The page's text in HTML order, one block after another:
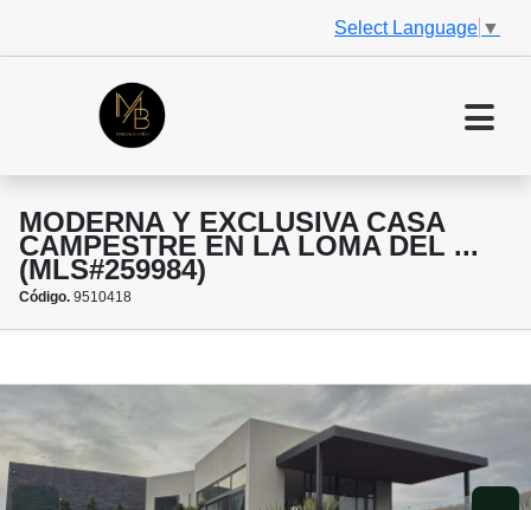
Select Language ▼
MODERNA Y EXCLUSIVA CASA
CAMPESTRE EN LA LOMA DEL ...
(MLS#259984)
Código. 9510418